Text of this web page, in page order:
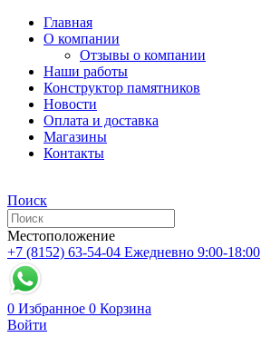
Главная
О компании
Отзывы о компании
Наши работы
Конструктор памятников
Новости
Оплата и доставка
Магазины
Контакты
Поиск
Местоположение
+7 (8152) 63-54-04 Ежедневно 9:00-18:00
0 Избранное 0 Корзина
Войти